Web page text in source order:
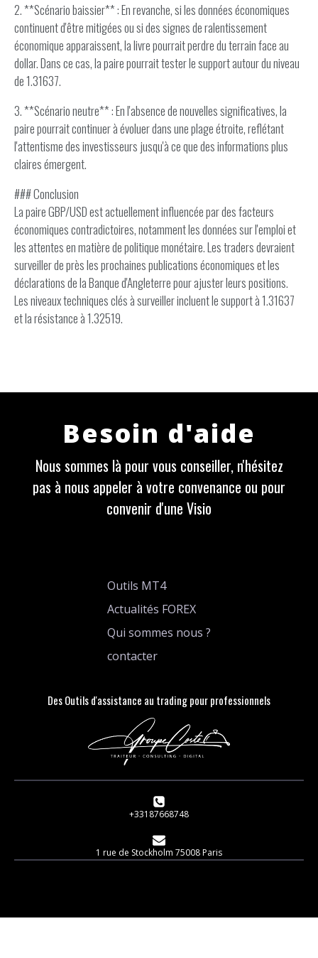
2. **Scénario baissier** : En revanche, si les données économiques
continuent d'être mitigées ou si des signes de ralentissement
économique apparaissent, la livre pourrait perdre du terrain face au
dollar. Dans ce cas, la paire pourrait tester le support autour du niveau
de 1.31637.
3. **Scénario neutre** : En l'absence de nouvelles significatives, la
paire pourrait continuer à évoluer dans une plage étroite, reflétant
l'attentisme des investisseurs jusqu'à ce que des informations plus
claires émergent.
### Conclusion
La paire GBP/USD est actuellement influencée par des facteurs
économiques contradictoires, notamment les données sur l'emploi et
les attentes en matière de politique monétaire. Les traders devraient
surveiller de près les prochaines publications économiques et les
déclarations de la Banque d'Angleterre pour ajuster leurs positions.
Les niveaux techniques clés à surveiller incluent le support à 1.31637
et la résistance à 1.32519.
Besoin d'aide
Nous sommes là pour vous conseiller, n'hésitez
pas à nous appeler à votre convenance ou pour
convenir d'une Visio
Outils MT4
Actualités FOREX
Qui sommes nous ?
contacter
Des Outils d'assistance au trading pour professionnels
+33187668748
1 rue de Stockholm 75008 Paris